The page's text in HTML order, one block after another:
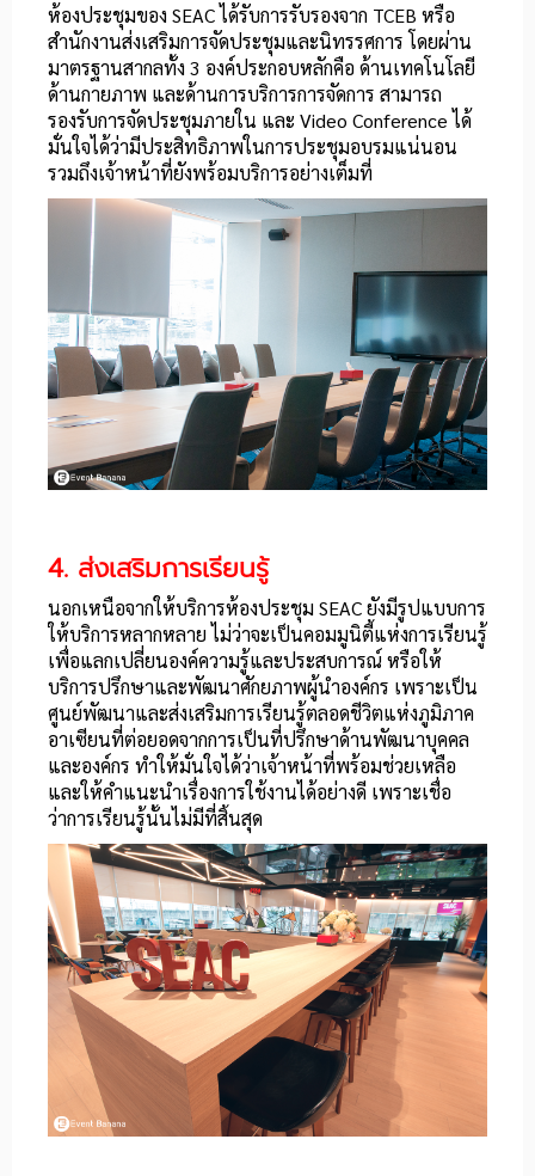
ห้องประชุมของ SEAC ได้รับการรับรองจาก TCEB หรือ
สำนักงานส่งเสริมการจัดประชุมและนิทรรศการ โดยผ่าน
มาตรฐานสากลทั้ง 3 องค์ประกอบหลักคือ ด้านเทคโนโลยี
ด้านกายภาพ และด้านการบริการการจัดการ สามารถ
รองรับการจัดประชุมภายใน และ Video Conference ได้
มั่นใจได้ว่ามีประสิทธิภาพในการประชุมอบรมแน่นอน
รวมถึงเจ้าหน้าที่ยังพร้อมบริการอย่างเต็มที่
4. ส่งเสริมการเรียนรู้
นอกเหนือจากให้บริการห้องประชุม SEAC ยังมีรูปแบบการ
ให้บริการหลากหลาย ไม่ว่าจะเป็นคอมมูนิตี้แห่งการเรียนรู้
เพื่อแลกเปลี่ยนองค์ความรู้และประสบการณ์ หรือให้
บริการปรึกษาและพัฒนาศักยภาพผู้นำองค์กร เพราะเป็น
ศูนย์พัฒนาและส่งเสริมการเรียนรู้ตลอดชีวิตแห่งภูมิภาค
อาเซียนที่ต่อยอดจากการเป็นที่ปรึกษาด้านพัฒนาบุคคล
และองค์กร ทำให้มั่นใจได้ว่าเจ้าหน้าที่พร้อมช่วยเหลือ
และให้คำแนะนำเรื่องการใช้งานได้อย่างดี เพราะเชื่อ
ว่าการเรียนรู้นั้นไม่มีที่สิ้นสุด